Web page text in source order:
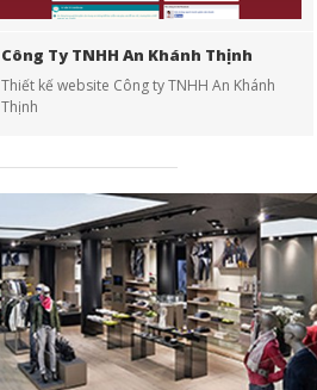
Công Ty TNHH An Khánh Thịnh
Thiết kế website Công ty TNHH An Khánh
Thịnh